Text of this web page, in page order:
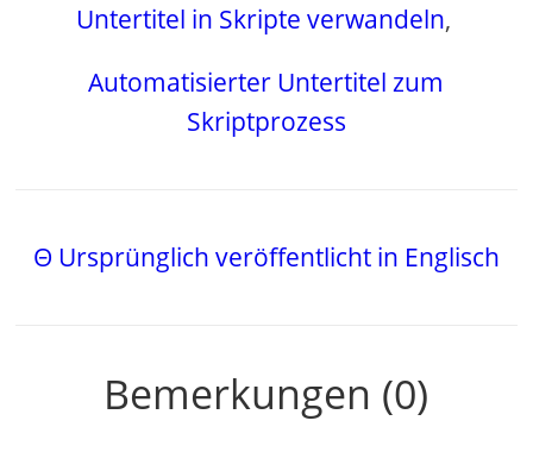
Untertitel in Skripte verwandeln,
Automatisierter Untertitel zum
Skriptprozess
Θ Ursprünglich veröffentlicht in Englisch
Bemerkungen (0)